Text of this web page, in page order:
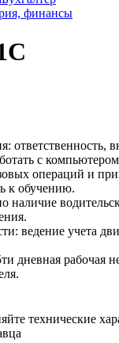
финансы
ответственность,
с
операций и
к обучению.
наличие
ведение учета
дневная рабочая
технические